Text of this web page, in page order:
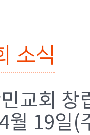
소식
교회 창
19일(